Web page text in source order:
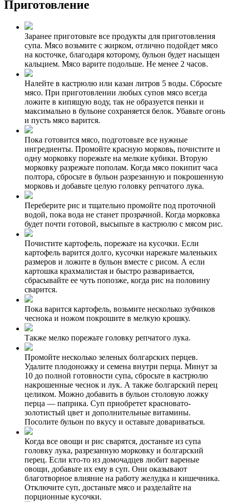
Приготовление
Заранее приготовьте все продукты для приготовления
супа. Мясо возьмите с жирком, отлично подойдет мясо
на косточке, благодаря которому, бульон будет насыщен
кальцием. Мясо варите подольше. Не менее 2 часов.
Налейте в кастрюлю или казан литров 5 воды. Сбросьте
мясо. При приготовлении любых супов мясо всегда
ложите в кипящую воду, так не образуется пенки и
максимально в бульоне сохраняется белок. Убавьте огонь
и пусть мясо варится.
Пока готовится мясо, подготовьте все нужные
ингредиенты. Промойте красную морковь, почистите и
одну морковку порежьте на мелкие кубики. Вторую
морковку разрежьте пополам. Когда мясо покипит часа
полтора, сбросьте в бульон разрезанную и покрошенную
морковь и добавьте целую головку репчатого лука.
Переберите рис и тщательно промойте под проточной
водой, пока вода не станет прозрачной. Когда морковка
будет почти готовой, высыпьте в кастрюлю с мясом рис.
Почистите картофель, порежьте на кусочки. Если
картофель варится долго, кусочки нарежьте маленьких
размеров и ложите в бульон вместе с рисом. А если
картошка крахмалистая и быстро разваривается,
сбрасывайте ее чуть попозже, когда рис на половину
сварится.
Пока варится картофель, возьмите несколько зубчиков
чеснока и ножом покрошите в мелкую крошку.
Также мелко порежьте головку репчатого лука.
Промойте несколько зеленых болгарских перцев.
Удалите плодоножку и семена внутри перца. Минут за
10 до полной готовности супа, сбросьте в кастрюлю
накрошенные чеснок и лук. А также болгарский перец
целиком. Можно добавить в бульон столовую ложку
перца — паприка. Суп приобретет красновато-
золотистый цвет и дополнительные витамины.
Посолите бульон по вкусу и оставьте довариваться.
Когда все овощи и рис сварятся, достаньте из супа
головку лука, разрезанную морковку и болгарский
перец. Если кто-то из домочадцев любит вареные
овощи, добавьте их ему в суп. Они оказывают
благотворное влияние на работу желудка и кишечника.
Отключите суп, достаньте мясо и разделайте на
порционные кусочки.